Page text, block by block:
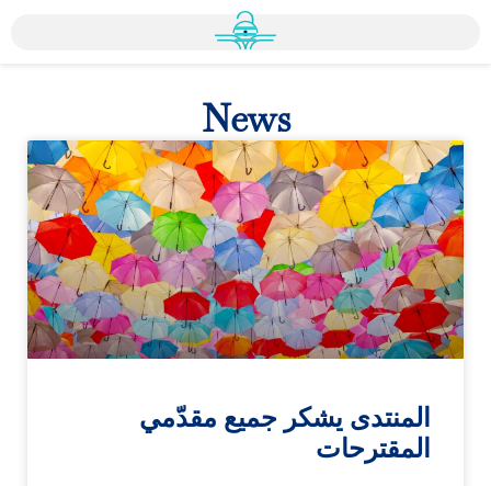
News
المنتدى يشكر جميع مقدّمي
المقترحات